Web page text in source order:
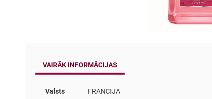
sākumuVAIRĀK INFORMĀCIJAS
Vairāk
Valsts FRANCIJA